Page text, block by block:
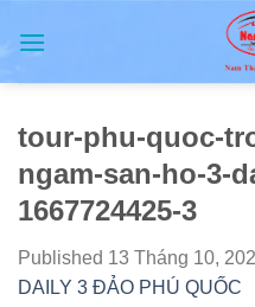
tour-phu-quoc-
ngam-san-ho-3-
1667724425-3
Published 13 Tháng 10,
DAILY 3 ĐẢO PHÚ QUỐC